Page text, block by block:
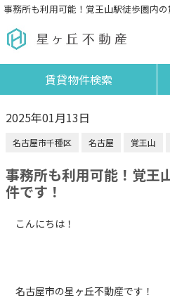
事務所も利用可能！覚王山駅徒歩圏内の
賃貸物件検索
2025年01月13日
名古屋市千種区 名古屋 覚王山
事務所も利用可能！覚王
件です！
こんにちは！
名古屋市の星ヶ丘不動産です！